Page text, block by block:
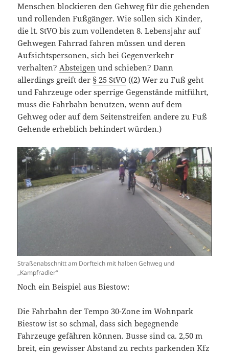
Menschen blockieren den Gehweg für die gehenden
und rollenden Fußgänger. Wie sollen sich Kinder,
die lt. StVO bis zum vollendeten 8. Lebensjahr auf
Gehwegen Fahrrad fahren müssen und deren
Aufsichtspersonen, sich bei Gegenverkehr
verhalten?Absteigen und schieben? Dann
allerdings greift der § 25 StVO ((2) Wer zu Fuß geht
und Fahrzeuge oder sperrige Gegenstände mitführt,
muss die Fahrbahn benutzen, wenn auf dem
Gehweg oder auf dem Seitenstreifen andere zu Fuß
Gehende erheblich behindert würden.)
Straßenabschnitt am Dorfteich mit halben Gehweg und
„Kampfradler“
Noch ein Beispiel aus Biestow:
Die Fahrbahn der Tempo 30-Zone im Wohnpark
Biestow ist so schmal, dass sich begegnende
Fahrzeuge gefähren können. Busse sind ca. 2,50 m
breit, ein gewisser Abstand zu rechts parkenden Kfz